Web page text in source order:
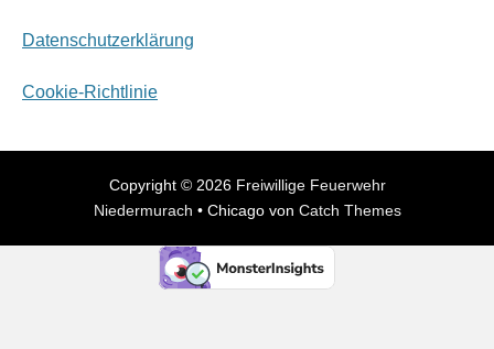
Datenschutzerklärung
Cookie-Richtlinie
Copyright © 2026 Freiwillige Feuerwehr
Niedermurach • Chicago von Catch Themes